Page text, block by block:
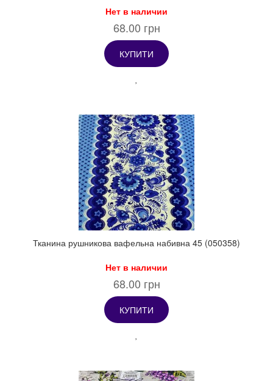
Нет в наличии
68.00 грн
КУПИТИ
Тканина рушникова вафельна набивна 45 (050358)
Нет в наличии
68.00 грн
КУПИТИ